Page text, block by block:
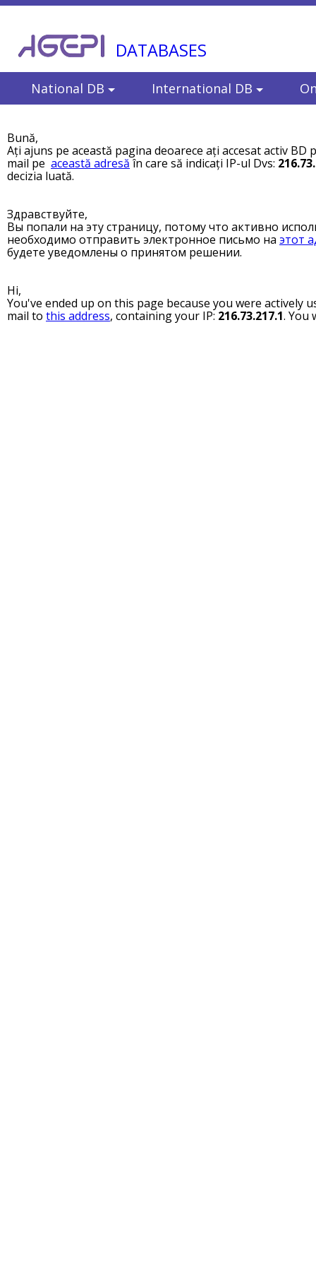
DATABASES
National DB International DB
Bună,
Ați ajuns pe această pagina deoarece ați accesat activ
mail pe această adresă în care să indicați IP-ul Dvs:
decizia luată.
Здравствуйте,
Вы попали на эту страницу, потому что активно
необходимо отправить электронное письмо на этот
будете уведомлены о принятом решении.
Hi,
You've ended up on this page because you were actively
mail to this address, containing your IP: 216.73.217.1. You